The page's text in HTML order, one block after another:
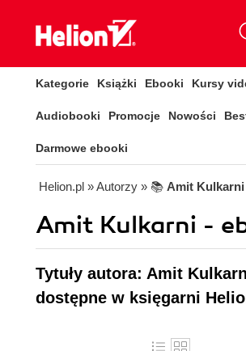
Kategorie Książki Ebooki Kursy
Audiobooki Promocje Nowości
Darmowe ebooki
Helion.pl » Autorzy » 📚 Amit Kulkarni
Amit Kulkarni -
Tytuły autora: Amit
dostępne w księgarni